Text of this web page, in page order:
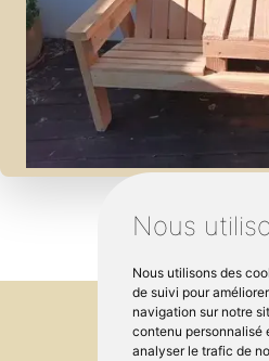
Nous
Nous utilisons des
de suivi pour
navigation sur notre
contenu personnalisé
analyser le trafic de